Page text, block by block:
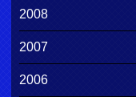
2008
2007
2006